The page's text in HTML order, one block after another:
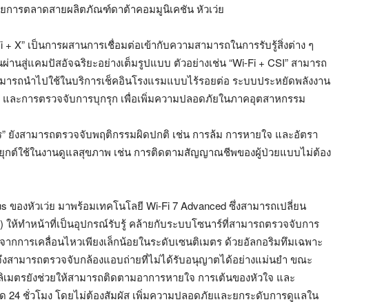
การตลาดสายผลิตภัณฑ์ดาต้าคอมมูนิเคชัน หัวเว่ย
X” เป็นการผสานการเชื่อมต่อเข้ากับความสามารถในการรับรู้สิ่งต่าง ๆ
านสู่แคมปัสอัจฉริยะอย่างเต็มรูปแบบ ตัวอย่างเช่น “Wi-Fi + CSI” สามารถ
รถนำไปใช้ในบริการเช็คอินโรงแรมแบบไร้รอยต่อ ระบบประหยัดพลังงาน
ละการตรวจจับการบุกรุก เพื่อเพิ่มความปลอดภัยในภาคอุตสาหกรรม
ยังสามารถตรวจจับพฤติกรรมผิดปกติ เช่น การล้ม การหายใจ และอัตรา
ยุกต์ใช้ในงานดูแลสุขภาพ เช่น การติดตามสัญญาณชีพของผู้ป่วยแบบไม่ต้อง
ของหัวเว่ย มาพร้อมเทคโนโลยี Wi-Fi 7 Advanced ซึ่งสามารถเปลี่ยน
ห้ทำหน้าที่เป็นอุปกรณ์รับรู้ คล้ายกับระบบโซนาร์ที่สามารถตรวจจับการ
กการเคลื่อนไหวเพียงเล็กน้อยในระดับเซนติเมตร ด้วยอัลกอริมทึมเฉพาะ
งสามารถตรวจจับกล้องแอบถ่ายที่ไม่ได้รับอนุญาตได้อย่างแม่นยำ ขณะ
มตรยังช่วยให้สามารถติดตามอาการหายใจ การเต้นของหัวใจ และ
24 ชั่วโมง โดยไม่ต้องสัมผัส เพิ่มความปลอดภัยและยกระดับการดูแลใน